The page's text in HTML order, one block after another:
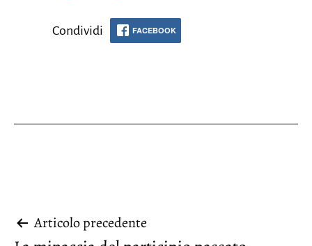
Condividi FACEBOOK
Navigazione
Articolo precedente